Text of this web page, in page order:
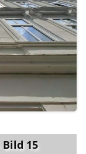
15